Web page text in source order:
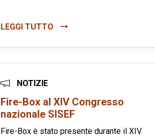
LEGGI TUTTO
NOTIZIE
Fire-Box al XIV Congresso
nazionale SISEF
Fire-Box è stato presente durante il XIV